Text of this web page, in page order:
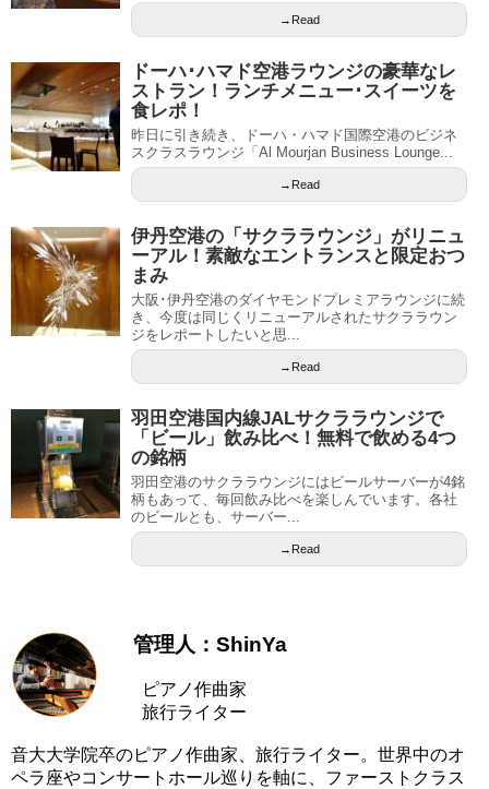
→Read
ドーハ･ハマド空港ラウンジの豪華なレ
ストラン！ランチメニュー･スイーツを
食レポ！
昨日に引き続き、ドーハ・ハマド国際空港のビジネ
スクラスラウンジ「Al Mourjan Business Lounge...
→Read
伊丹空港の「サクララウンジ」がリニュ
ーアル！素敵なエントランスと限定おつ
まみ
大阪･伊丹空港のダイヤモンドプレミアラウンジに続
き、今度は同じくリニューアルされたサクララウン
ジをレポートしたいと思...
→Read
羽田空港国内線JALサクララウンジで
「ビール」飲み比べ！無料で飲める4つ
の銘柄
羽田空港のサクララウンジにはビールサーバーが4銘
柄もあって、毎回飲み比べを楽しんでいます。各社
のビールとも、サーバー...
→Read
管理人：ShinYa
ピアノ作曲家
旅行ライター
音大大学院卒のピアノ作曲家、旅行ライター。世界中のオ
ペラ座やコンサートホール巡りを軸に、ファーストクラス